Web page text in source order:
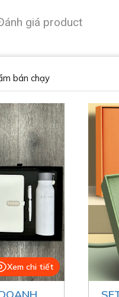
giá product
bán chạy
Xem chi tiết